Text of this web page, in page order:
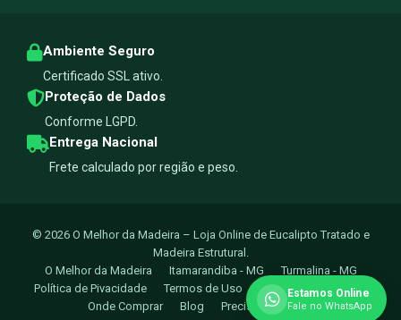
Ambiente Seguro
Certificado SSL ativo.
Proteção de Dados
Conforme LGPD.
Entrega Nacional
Frete calculado por região e peso.
Estamos Online
Fale no WhatsApp
© 2026 O Melhor da Madeira – Loja Online de Eucalipto Tratado e
Madeira Estrutural.
O Melhor da Madeira
Itamarandiba - MG
Turmalina - MG
Política de Pivacidade
Termos de Uso
Trocas e Devoluçoes
Onde Comprar
Blog Precisa de Ajuda?